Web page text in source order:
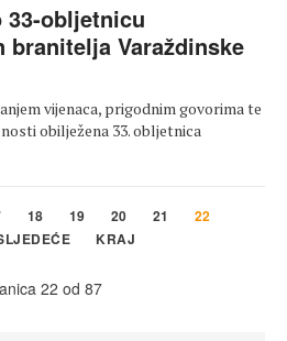
33-obljetnicu
branitelja Varaždinske
vijenaca, prigodnim govorima te
obilježena 33. obljetnica
18 19 20 21
22
KRAJ
22 od 87